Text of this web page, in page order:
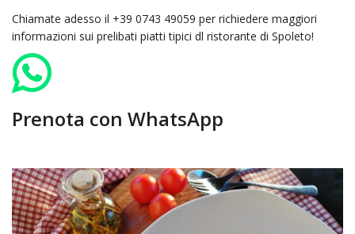
Chiamate adesso il +39 0743 49059 per richiedere maggiori
informazioni sui prelibati piatti tipici dl ristorante di Spoleto!
Prenota con WhatsApp